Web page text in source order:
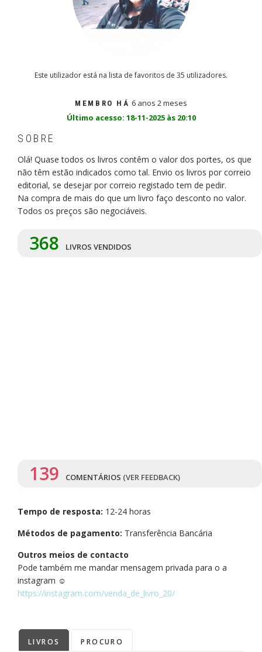
Este utilizador está na lista de favoritos de 35 utilizadores.
MEMBRO HÁ 6 anos 2 meses
Último acesso: 18-11-2025 às 20:10
SOBRE
Olá! Quase todos os livros contêm o valor dos portes, os que
não têm estão indicados como tal. Envio os livros por correio
editorial, se desejar por correio registado tem de pedir.
Na compra de mais do que um livro faço desconto no valor.
Todos os preços são negociáveis.
368 LIVROS VENDIDOS
139 COMENTÁRIOS (VER FEEDBACK)
Tempo de resposta: 12-24 horas
Métodos de pagamento: Transferência Bancária
Outros meios de contacto
Pode também me mandar mensagem privada para o a
instagram ☺️
https://instagram.com/venda_de_livro_20/
LIVROS PROCURO